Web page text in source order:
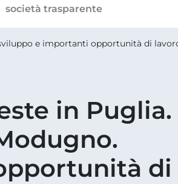
società trasparente
e importanti opportunità di
in Puglia.
di